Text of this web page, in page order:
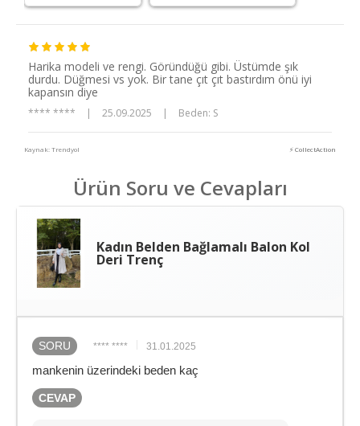
Harika modeli ve rengi. Göründüğü gibi. Üstümde şık
durdu. Düğmesi vs yok. Bir tane çıt çıt bastırdım önü iyi
kapansın diye
**** **** | 25.09.2025 | Beden: S
Kaynak: Trendyol ⚡ CollectAction
Ürün Soru ve Cevapları
Kadın Belden Bağlamalı Balon Kol
Deri Trenç
SORU **** **** 31.01.2025
mankenin üzerindeki beden kaç
CEVAP